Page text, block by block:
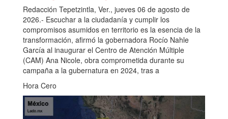
Redacción Tepetzintla, Ver., jueves 06 de agosto de
2026.- Escuchar a la ciudadanía y cumplir los
compromisos asumidos en territorio es la esencia de la
transformación, afirmó la gobernadora Rocío Nahle
García al inaugurar el Centro de Atención Múltiple
(CAM) Ana Nicole, obra comprometida durante su
campaña a la gubernatura en 2024, tras a
Hora Cero